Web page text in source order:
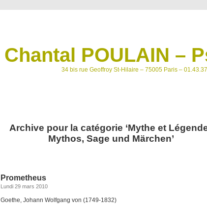
Chantal POULAIN –
34 bis rue Geoffroy St-Hilaire – 75005 Paris –
Archive pour la catégorie ‘Mythe et
Mythos, Sage und Märchen’
Prometheus
Lundi 29 mars 2010
Goethe, Johann Wolfgang von (1749-1832)